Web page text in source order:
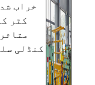
خراب
کٹر
کنڈلی